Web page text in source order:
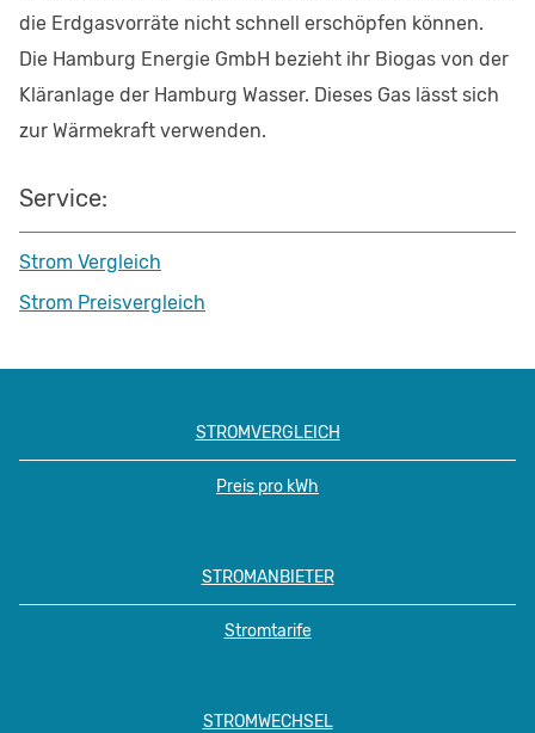
die Erdgasvorräte nicht schnell erschöpfen können.
Die Hamburg Energie GmbH bezieht ihr Biogas von der
Kläranlage der Hamburg Wasser. Dieses Gas lässt sich
zur Wärmekraft verwenden.
Service:
Strom Vergleich
Strom Preisvergleich
STROMVERGLEICH
Preis pro kWh
STROMANBIETER
Stromtarife
STROMWECHSEL